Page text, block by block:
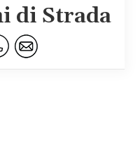
di Strada